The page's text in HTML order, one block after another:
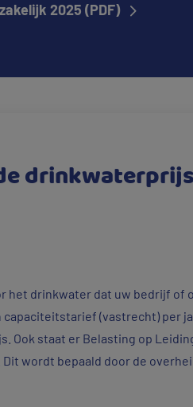
2025 (PDF)
het drinkwater dat uw bedrijf of
capaciteitstarief (vastrecht) per
Ook staat er Belasting op
wordt bepaald door de